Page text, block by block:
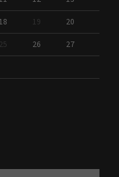
18 19 20
25 26 27